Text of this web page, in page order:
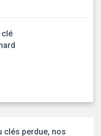
clé
clés perdue, nos